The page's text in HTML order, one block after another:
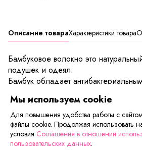
Описание товараХарактеристики товара
Бамбуковое волокно это
подушек и одеял.
Бамбук обладает
зря ученые установили, что 72%
на бамбуковое волокно,
образом.
Подушки и одеяла с наполнителем
волокна прекрасно дышат и создают
уюта, не вызывают аллергии.
Мы используем cookie
Для повышения удобства работы с
файлы cookie. Продолжая использовать
условия Соглашения в отношении
пользовательских данных.